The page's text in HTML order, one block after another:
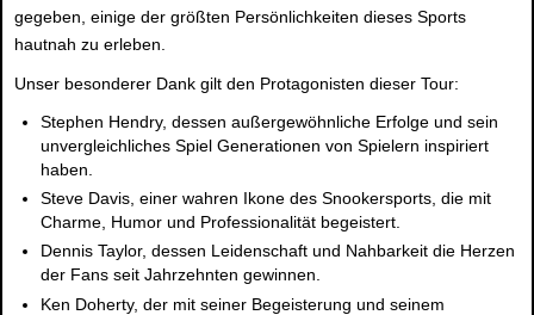
gegeben, einige der größten Persönlichkeiten dieses Sports
hautnah zu erleben.
Unser besonderer Dank gilt den Protagonisten dieser Tour:
Stephen Hendry, dessen außergewöhnliche Erfolge und sein
unvergleichliches Spiel Generationen von Spielern inspiriert
haben.
Steve Davis , einer wahren Ikone des Snookersports, die mit
Charme, Humor und Professionalität begeistert.
Dennis Taylor, dessen Leidenschaft und Nahbarkeit die Herzen
der Fans seit Jahrzehnten gewinnen.
Ken Doherty, der mit seiner Begeisterung und seinem